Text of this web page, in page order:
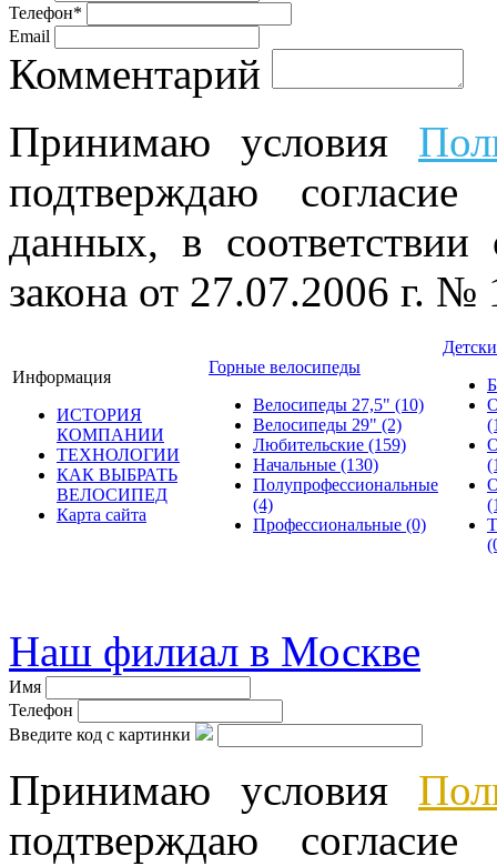
Телефон*
Email
Комментарий
Принимаю условия
подтверждаю
данных, в
закона от 27.07.2006 г.
Информация
ИСТОРИЯ
КОМПАНИИ
ТЕХНОЛОГИИ
КАК ВЫБРАТЬ
ВЕЛОСИПЕД
Карта сайта
Горные велосипеды
Велосипеды 27,5" (10)
Велосипеды 29" (2)
Любительские (159)
Начальные (130)
Полупрофессиональные
(4)
Профессиональные (0)
Наш филиал в Москве
Имя
Телефон
Введите код с картинки
Принимаю условия
подтверждаю